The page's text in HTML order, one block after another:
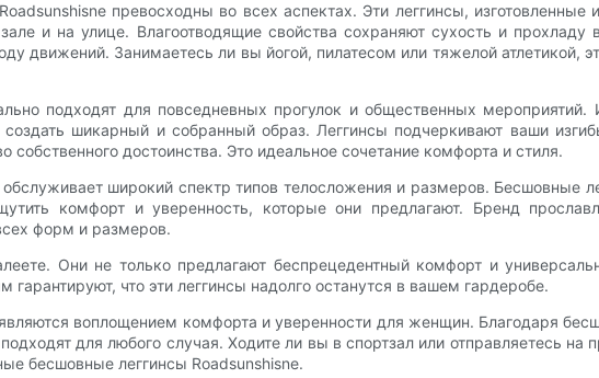
превосходны во всех аспектах. Эти леггинсы, изготовленные
и на улице. Влагоотводящие свойства сохраняют сухость и прохладу
движений. Занимаетесь ли вы йогой, пилатесом или тяжелой атлетикой,
подходят для повседневных прогулок и общественных
шикарный и собранный образ. Леггинсы подчеркивают ваши
достоинства. Это идеальное сочетание комфорта и стиля.
широкий спектр типов телосложения и размеров. Бесшовные
комфорт и уверенность, которые они предлагают. Бренд
форм и размеров.
Они не только предлагают беспрецедентный комфорт и
что эти леггинсы надолго останутся в вашем гардеробе.
воплощением комфорта и уверенности для женщин. Благодаря
для любого случая. Ходите ли вы в спортзал или отправляетесь на
бесшовные леггинсы Roadsunshisne.